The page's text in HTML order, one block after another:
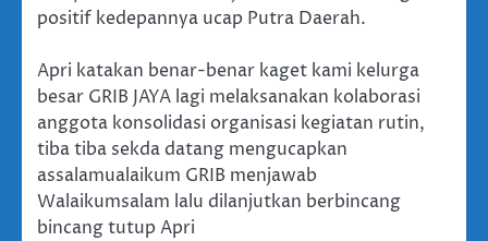
positif kedepannya ucap Putra Daerah.
Apri katakan benar-benar kaget kami kelurga
besar GRIB JAYA lagi melaksanakan kolaborasi
anggota konsolidasi organisasi kegiatan rutin,
tiba tiba sekda datang mengucapkan
assalamualaikum GRIB menjawab
Walaikumsalam lalu dilanjutkan berbincang
bincang tutup Apri